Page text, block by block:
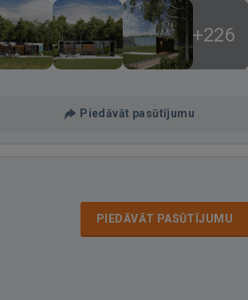
+226
Piedāvāt pasūtījumu
PIEDĀVĀT PASŪTĪJUMU